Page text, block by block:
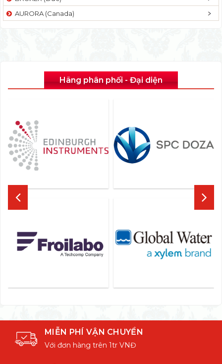
AURORA (Canada)
Hãng phân phối - Đại diện
MIỄN PHÍ VẬN CHUYỂN
Với đơn hàng trên 1tr VNĐ